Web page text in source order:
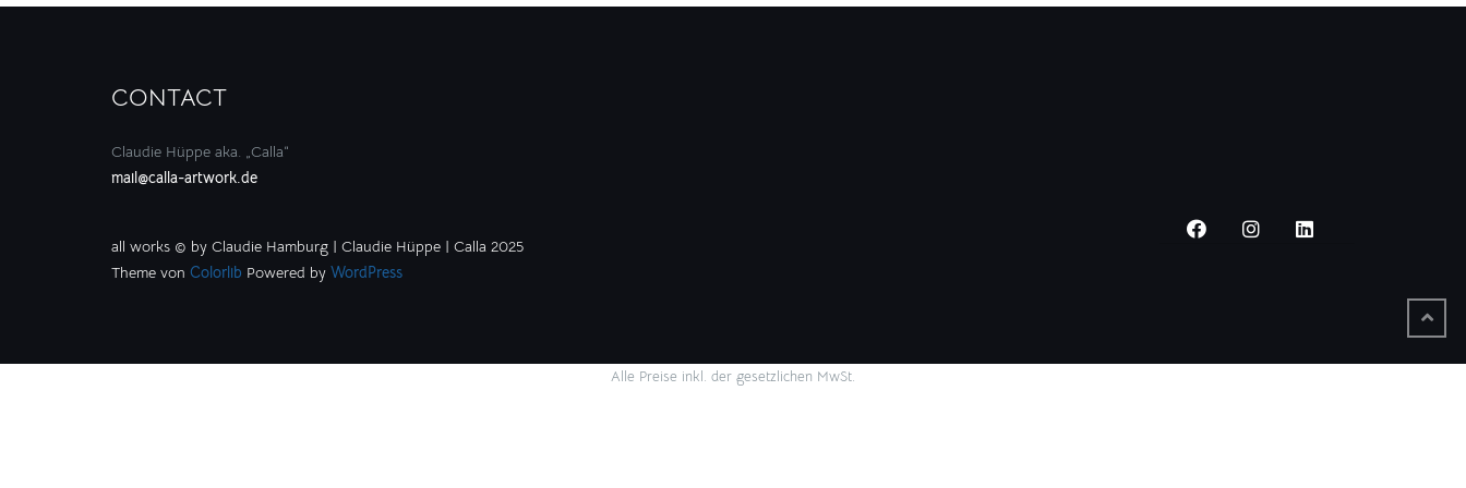
CONTACT
Claudie Hüppe aka. „Calla“
mail@calla-artwork.de
all works © by Claudie Hamburg | Claudie Hüppe | Calla 2025
Theme von Colorlib Powered by WordPress
Alle Preise inkl. der gesetzlichen MwSt.